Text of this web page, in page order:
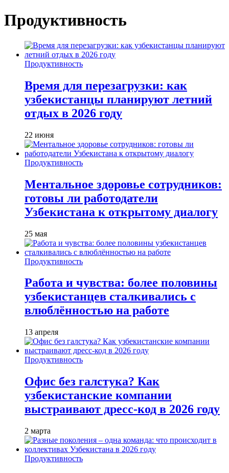
Продуктивность
Продуктивность
Время для перезагрузки: как
узбекистанцы планируют летний
отдых в 2026 году
22 июня
Продуктивность
Ментальное здоровье сотрудников:
готовы ли работодатели
Узбекистана к открытому диалогу
25 мая
Продуктивность
Работа и чувства: более половины
узбекистанцев сталкивались с
влюблённостью на работе
13 апреля
Продуктивность
Офис без галстука? Как
узбекистанские компании
выстраивают дресс-код в 2026 году
2 марта
Продуктивность